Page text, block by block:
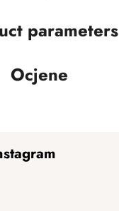
parameters
Ocjene